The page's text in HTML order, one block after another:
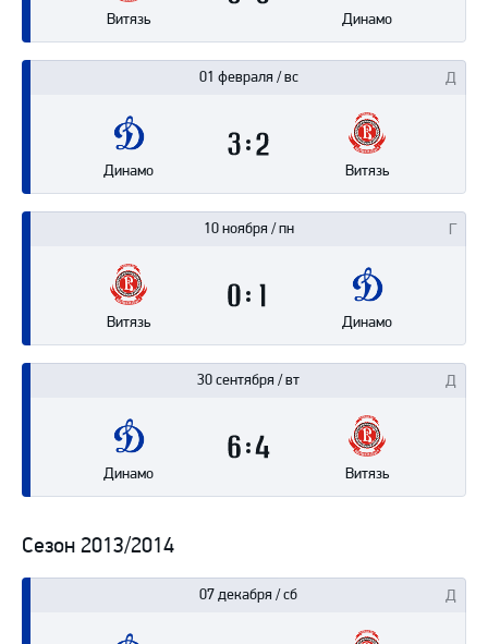
Витязь
Динамо
01 февраля / вс
Динамо
3
Витязь
2
10 ноября / пн
Витязь
0
Динамо
30 сентября / вт
Динамо
6
Витязь
4
Сезон 2013/2014
07 декабря / сб